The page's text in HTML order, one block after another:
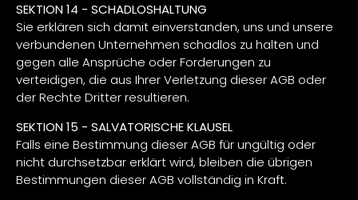
SEKTION 14 - SCHADLOSHALTUNG
Sie erklären sich damit einverstanden, uns und unsere
verbundenen Unternehmen schadlos zu halten und
gegen alle Ansprüche oder Forderungen zu
verteidigen, die aus Ihrer Verletzung dieser AGB oder
der Rechte Dritter resultieren.
SEKTION 15 - SALVATORISCHE KLAUSEL
Falls eine Bestimmung dieser AGB für ungültig oder
nicht durchsetzbar erklärt wird, bleiben die übrigen
Bestimmungen dieser AGB vollständig in Kraft.